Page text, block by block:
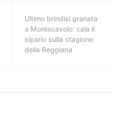
Ultimo brindisi granata
a Montecavolo: cala il
sipario sulla stagione
della Reggiana